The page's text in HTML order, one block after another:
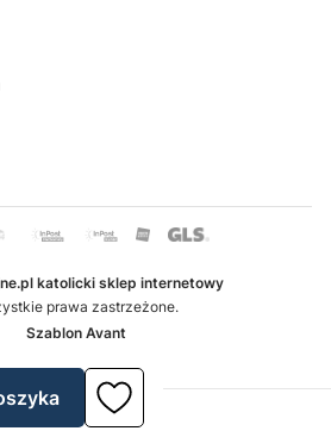
katolicki sklep internetowy
prawa zastrzeżone.
Szablon Avant
internetowy Shoper.pl